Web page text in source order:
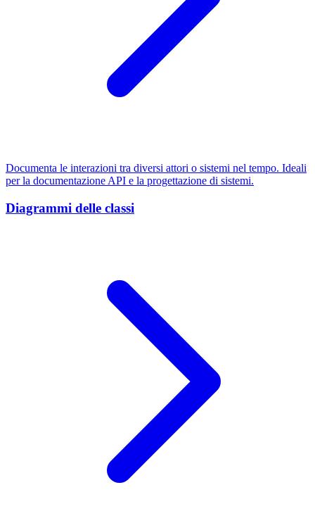
Documenta le interazioni tra diversi attori o sistemi nel tempo. Ideali
per la documentazione API e la progettazione di sistemi.
Diagrammi delle classi